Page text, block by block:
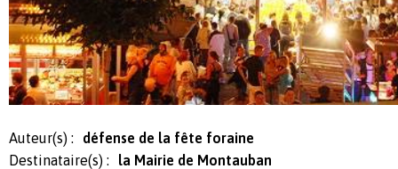
Auteur(s) :
défense de la fête foraine
Destinataire(s) :
la Mairie de Montauban